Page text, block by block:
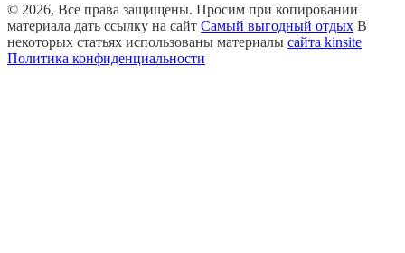
© 2026, Все права защищены. Просим при копировании
материала дать ссылку на сайт Самый выгодный отдых В
некоторых статьях использованы материалы сайта kinsite
Политика конфиденциальности